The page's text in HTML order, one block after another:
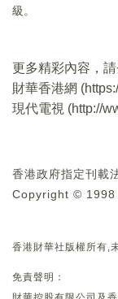
級。
更多精彩內容，
財華香港網 (
現代電視 (http://
香港政府指定刊載
Copyright © 1998
香港財華社版權所有,
免責聲明：